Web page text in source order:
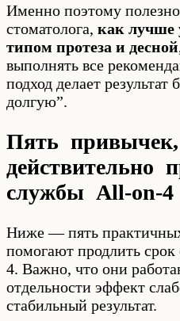
Именно поэтому полезно
стоматолога, как лучше
типом протеза и десной
выполнять все
подход делает
долгую”.
Пять
действительно
службы All-on-4
Ниже — пять
помогают продлить
4. Важно, что они
отдельности эффект
стабильный результат.